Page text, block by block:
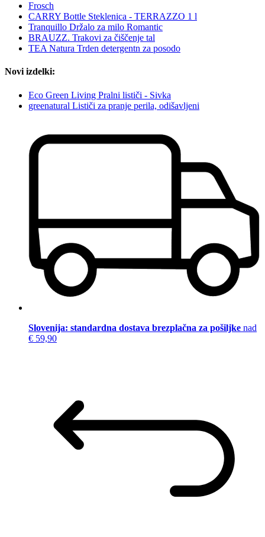
Frosch
CARRY Bottle Steklenica - TERRAZZO 1 l
Tranquillo Držalo za milo Romantic
BRAUZZ. Trakovi za čiščenje tal
TEA Natura Trden detergentn za posodo
Novi izdelki:
Eco Green Living Pralni lističi - Sivka
greenatural Lističi za pranje perila, odišavljeni
Slovenija: standardna dostava brezplačna za pošiljke nad
€ 59,90